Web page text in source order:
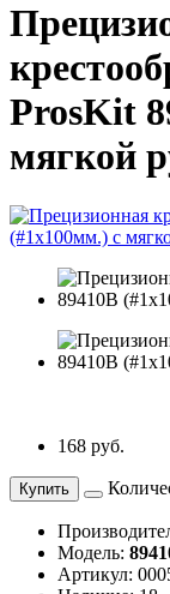
ProsKit
мягкой
168 руб.
Купить
Модель:
Артикул: